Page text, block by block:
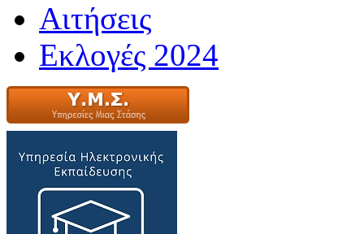
Αιτήσεις
Εκλογές 2024